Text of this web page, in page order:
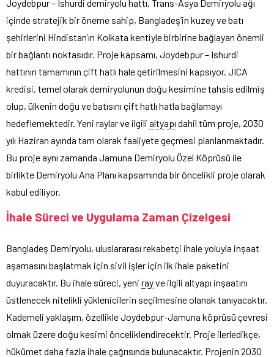
Joydebpur – Ishurdi demiryolu hattı, Trans-Asya Demiryolu ağı
içinde stratejik bir öneme sahip, Bangladeş’in kuzey ve batı
şehirlerini Hindistan’ın Kolkata kentiyle birbirine bağlayan önemli
bir bağlantı noktasıdır. Proje kapsamı, Joydebpur – Ishurdi
hattının tamamının çift hatlı hale getirilmesini kapsıyor. JICA
kredisi, temel olarak demiryolunun doğu kesimine tahsis edilmiş
olup, ülkenin doğu ve batısını çift hatlı hatla bağlamayı
hedeflemektedir. Yeni raylar ve ilgili altyapı dahil tüm proje, 2030
yılı Haziran ayında tam olarak faaliyete geçmesi planlanmaktadır.
Bu proje aynı zamanda Jamuna Demiryolu Özel Köprüsü ile
birlikte Demiryolu Ana Planı kapsamında bir öncelikli proje olarak
kabul ediliyor.
İhale Süreci ve Uygulama Zaman Çizelgesi
Bangladeş Demiryolu, uluslararası rekabetçi ihale yoluyla inşaat
aşamasını başlatmak için sivil işler için ilk ihale paketini
duyuracaktır. Bu ihale süreci, yeni rayve ilgili altyapı inşaatını
üstlenecek nitelikli yüklenicilerin seçilmesine olanak tanıyacaktır.
Kademeli yaklaşım, özellikle Joydebpur-Jamuna köprüsü çevresi
olmak üzere doğu kesimi önceliklendirecektir. Proje ilerledikçe,
hükümet daha fazla ihale çağrısında bulunacaktır. Projenin 2030